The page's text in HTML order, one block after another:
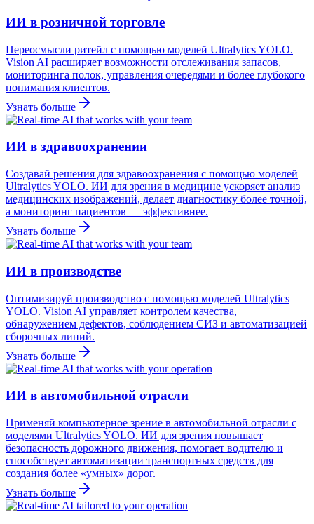
ИИ в розничной торговле
Переосмысли ритейл с помощью моделей Ultralytics YOLO.
Vision AI расширяет возможности отслеживания запасов,
мониторинга полок, управления очередями и более глубокого
понимания клиентов.
Узнать больше
ИИ в здравоохранении
Создавай решения для здравоохранения с помощью моделей
Ultralytics YOLO. ИИ для зрения в медицине ускоряет анализ
медицинских изображений, делает диагностику более точной,
а мониторинг пациентов — эффективнее.
Узнать больше
ИИ в производстве
Оптимизируй производство с помощью моделей Ultralytics
YOLO. Vision AI управляет контролем качества,
обнаружением дефектов, соблюдением СИЗ и автоматизацией
сборочных линий.
Узнать больше
ИИ в автомобильной отрасли
Применяй компьютерное зрение в автомобильной отрасли с
моделями Ultralytics YOLO. ИИ для зрения повышает
безопасность дорожного движения, помогает водителю и
способствует автоматизации транспортных средств для
создания более «умных» дорог.
Узнать больше